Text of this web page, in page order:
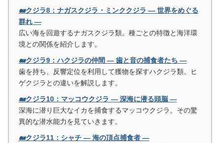
🐋クジラ8：ナガスクジラ・ミンククジラ ― 世界をめぐる
群れ ―
広い海を回遊するナガスクジラ類。種ごとの特徴と海洋環
境との関係を紹介します。
🐋クジラ9：ハクジラの仲間 ― 歯と音の捕食者たち ―
歯を持ち、反響定位を利用して獲物を探すハクジラ類。ヒ
ゲクジラとの違いを解説します。
🐋クジラ10：マッコウクジラ ― 深海に潜る頭脳 ―
深海に潜り巨大なイカを捕食するマッコウクジラ。その驚
異的な潜水能力を見ていきます。
🐋クジラ11：シャチ ― 海の頂点捕食者 ―